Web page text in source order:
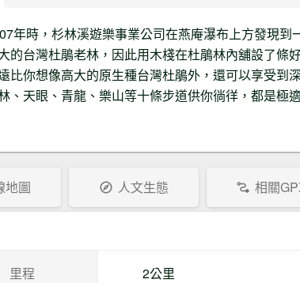
SodaJoy Tina
Peng
道路狀
況
2023-10-
08
不通
途指示牌明確。若要走去金柑樹山，
則會走入較原始的路徑，需要離線地
圖。
年時，杉林溪遊樂事業公司在燕庵瀑布上方發現到
的台灣杜鵑老林，因此用木棧在杜鵑林內舖設了條
比你想像高大的原生種台灣杜鵑外，還可以享受到
、天眼、青龍、樂山等十條步道供你徜徉，都是極
地圖 人文生態 相關
里程 2公里